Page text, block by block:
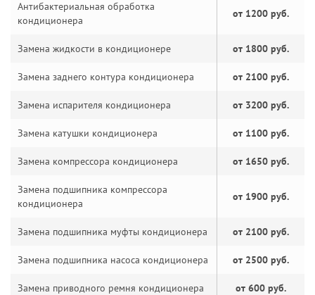
Антибактериальная обработка
кондиционера
от 1200 руб.
Замена жидкости в кондиционере от 1800 руб.
Замена заднего контура кондиционера от 2100 руб.
Замена испарителя кондиционера от 3200 руб.
Замена катушки кондиционера от 1100 руб.
Замена компрессора кондиционера от 1650 руб.
Замена подшипника компрессора
кондиционера
от 1900 руб.
Замена подшипника муфты кондиционера от 2100 руб.
Замена подшипника насоса кондиционера от 2500 руб.
Замена приводного ремня кондиционера от 600 руб.